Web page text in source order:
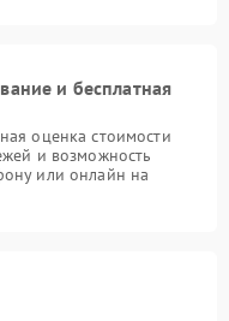
и бесплатная
оценка стоимости
и возможность
или онлайн на